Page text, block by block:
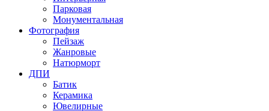
Парковая
Монументальная
Фотография
Пейзаж
Жанровые
Натюрморт
ДПИ
Батик
Керамика
Ювелирные